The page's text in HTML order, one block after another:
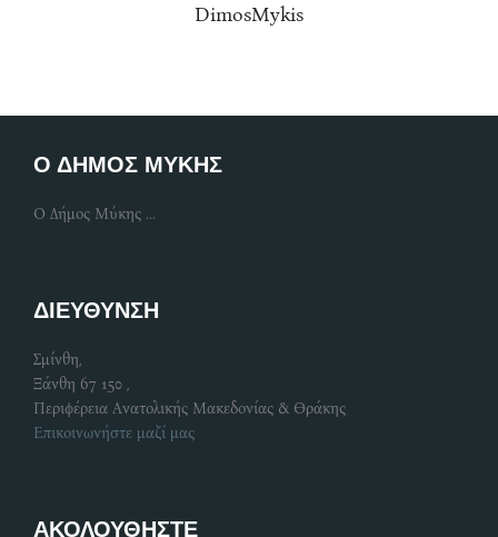
DimosMykis
Ο ΔΗΜΟΣ ΜΥΚΗΣ
Ο Δήμος Μύκης ...
ΔΙΕΥΘΥΝΣΗ
Σμίνθη,
Ξάνθη 67 150 ,
Περιφέρεια Ανατολικής Μακεδονίας & Θράκης
Επικοινωνήστε μαζί μας
ΑΚΟΛΟΥΘΗΣΤΕ